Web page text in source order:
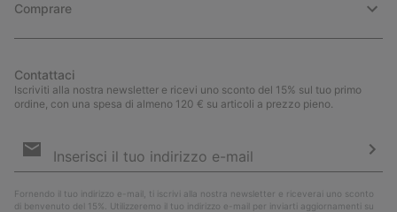
Comprare
Contattaci
Iscriviti alla nostra newsletter e ricevi uno sconto del 15% sul tuo primo
ordine, con una spesa di almeno 120 € su articoli a prezzo pieno.
e-
Fornendo il tuo indirizzo e-mail, ti iscrivi alla nostra newsletter e riceverai uno sconto
di benvenuto del 15%. Utilizzeremo il tuo indirizzo e-mail per inviarti aggiornamenti su